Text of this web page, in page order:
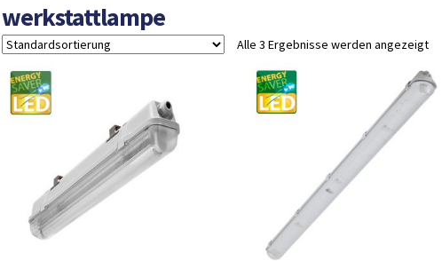
werkstattlampe
Alle 3 Ergebnisse werden angezeigt